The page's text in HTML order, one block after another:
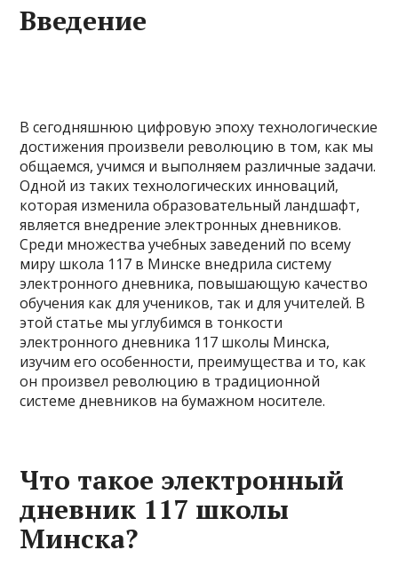
Введение
В сегодняшнюю цифровую эпоху технологические
достижения произвели революцию в том, как мы
общаемся, учимся и выполняем различные задачи.
Одной из таких технологических инноваций,
которая изменила образовательный ландшафт,
является внедрение электронных дневников.
Среди множества учебных заведений по всему
миру школа 117 в Минске внедрила систему
электронного дневника, повышающую качество
обучения как для учеников, так и для учителей. В
этой статье мы углубимся в тонкости
электронного дневника 117 школы Минска,
изучим его особенности, преимущества и то, как
он произвел революцию в традиционной
системе дневников на бумажном носителе.
Что такое электронный
дневник 117 школы
Минска?